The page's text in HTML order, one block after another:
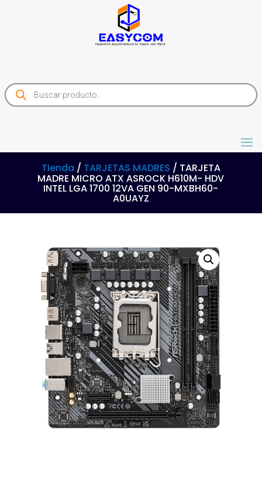
Products
search
Tienda / TARJETAS MADRES / TARJETA
MADRE MICRO ATX ASROCK H610M- HDV
INTEL LGA 1700 12VA GEN 90-MXBH60-
A0UAYZ